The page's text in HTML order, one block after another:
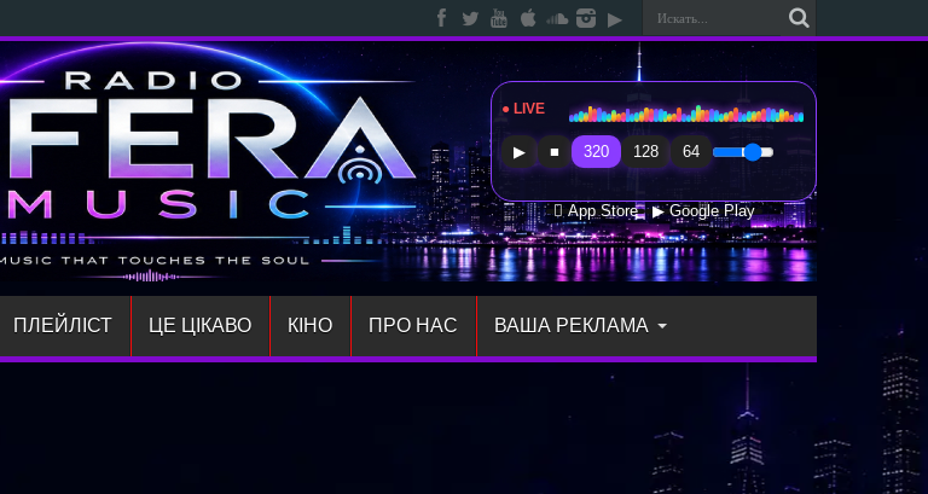
● LIVE Radio Sfera Music
▶ ■ 320 128 64
 App Store ▶ Google Play
ПЛЕЙЛIСТ ЦЕ ЦІКАВО КІНО ПРО НАС ВАША РЕКЛАМА